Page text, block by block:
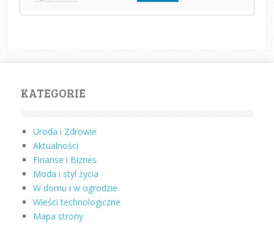
KATEGORIE
Uroda i Zdrowie
Aktualności
Finanse i Biznes
Moda i styl życia
W domu i w ogrodzie
Wieści technologiczne
Mapa strony